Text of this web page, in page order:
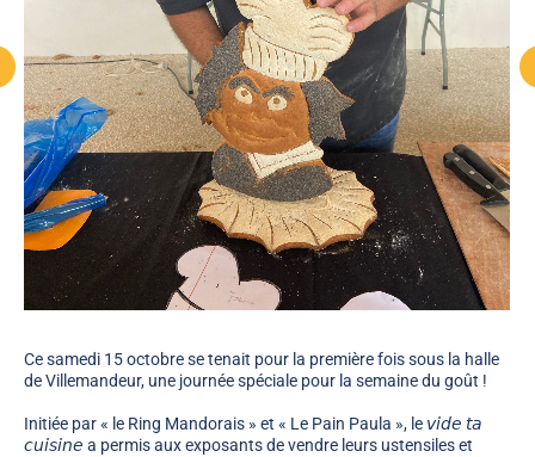
Ce samedi 15 octobre se tenait pour la première fois sous la halle
de Villemandeur, une journée spéciale pour la semaine du goût !
Initiée par « le Ring Mandorais » et « Le Pain Paula », le 𝘷𝘪𝘥𝘦 𝘵𝘢
𝘤𝘶𝘪𝘴𝘪𝘯𝘦 a permis aux exposants de vendre leurs ustensiles et